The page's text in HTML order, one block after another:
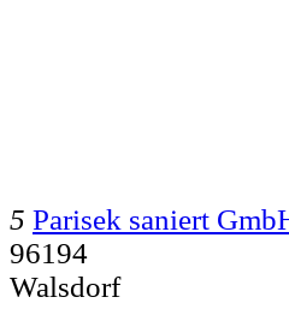
5 Parisek saniert
96194
Walsdorf